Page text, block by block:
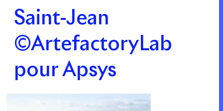
Saint-Jean
©ArtefactoryLab
pour Apsys